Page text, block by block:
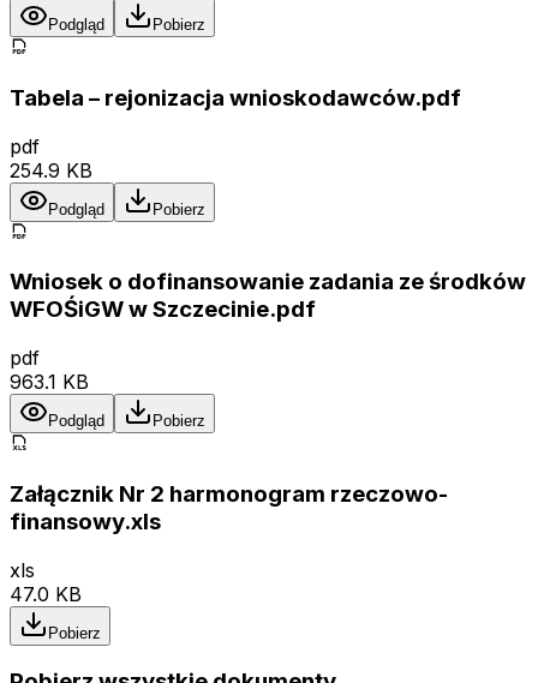
Podgląd Pobierz
Tabela – rejonizacja wnioskodawców.pdf
pdf
254.9 KB
Podgląd Pobierz
Wniosek o dofinansowanie zadania ze środków
WFOŚiGW w Szczecinie.pdf
pdf
963.1 KB
Podgląd Pobierz
Załącznik Nr 2 harmonogram rzeczowo-
finansowy.xls
xls
47.0 KB
Pobierz